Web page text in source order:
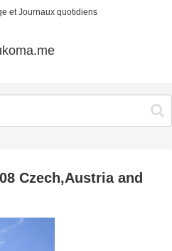
et Journaux quotidiens
Czech,Austria and